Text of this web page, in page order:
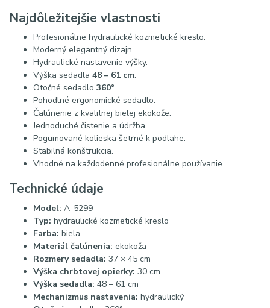
Najdôležitejšie vlastnosti
Profesionálne hydraulické kozmetické kreslo.
Moderný elegantný dizajn.
Hydraulické nastavenie výšky.
Výška sedadla 48 – 61 cm.
Otočné sedadlo 360°.
Pohodlné ergonomické sedadlo.
Čalúnenie z kvalitnej bielej ekokože.
Jednoduché čistenie a údržba.
Pogumované kolieska šetrné k podlahe.
Stabilná konštrukcia.
Vhodné na každodenné profesionálne používanie.
Technické údaje
Model: A-5299
Typ: hydraulické kozmetické kreslo
Farba: biela
Materiál čalúnenia: ekokoža
Rozmery sedadla: 37 × 45 cm
Výška chrbtovej opierky: 30 cm
Výška sedadla: 48 – 61 cm
Mechanizmus nastavenia: hydraulický